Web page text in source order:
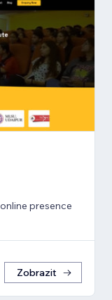
presence
Zobrazit